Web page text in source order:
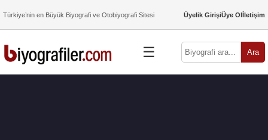
Türkiye’nin en Büyük Biyografi ve Otobiyografi Sitesi Üyelik GirişiÜye Olİletişim
☰ Ara